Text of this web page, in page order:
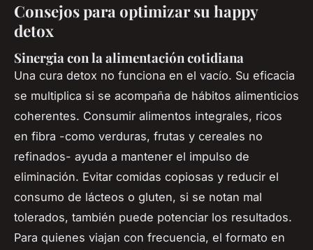
Consejos para optimizar su happy
detox
Sinergia con la alimentación cotidiana
Una cura detox no funciona en el vacío. Su eficacia
se multiplica si se acompaña de hábitos alimenticios
coherentes. Consumir alimentos integrales, ricos
en fibra -como verduras, frutas y cereales no
refinados- ayuda a mantener el impulso de
eliminación. Evitar comidas copiosas y reducir el
consumo de lácteos o gluten, si se notan mal
tolerados, también puede potenciar los resultados.
Para quienes viajan con frecuencia, el formato en